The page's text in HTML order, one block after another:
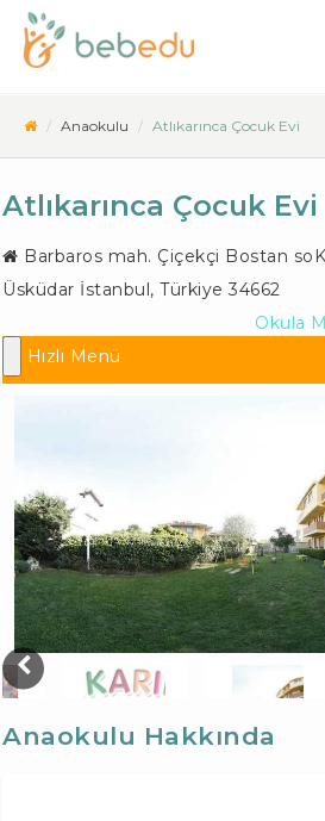
Anaokulu Atlıkarınca Çocuk Evi
Atlıkarınca Çocuk Evi
Barbaros mah. Çiçekçi Bostan
Üsküdar İstanbul, Türkiye 34662
Okula
Hızlı Menü
Anaokulu Hakkında